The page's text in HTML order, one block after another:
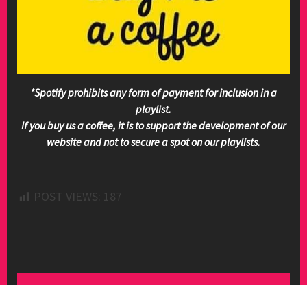
*Spotify prohibits any form of payment for inclusion in a
playlist.
If you buy us a coffee, it is to support the development of our
website and not to secure a spot on our playlists.
POST VIEWS: 187